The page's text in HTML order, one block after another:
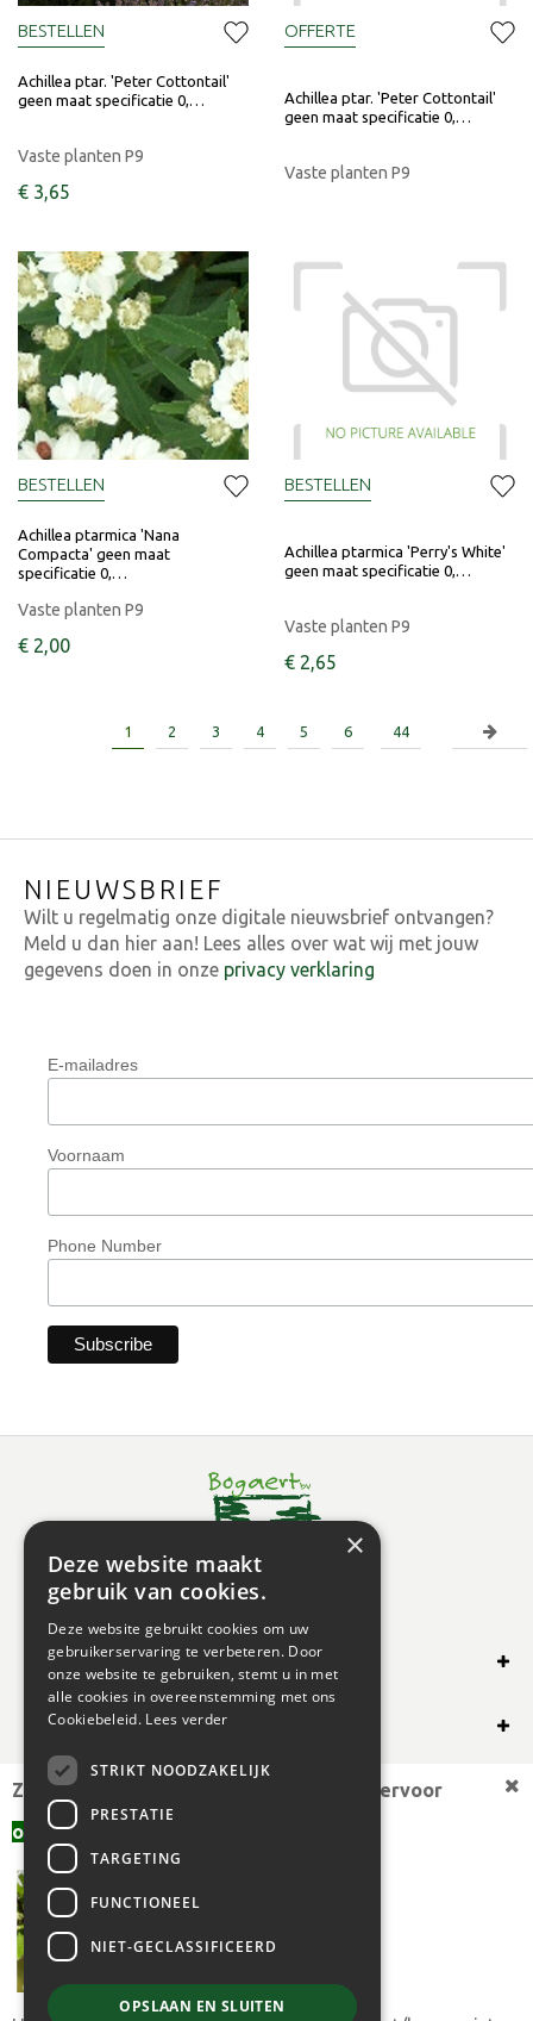
Achillea ptar. 'Peter Cottontail'
geen maat specificatie 0,…
Vaste planten P9
€ 3,65
BESTELLEN
Achillea ptar. 'Peter Cottontail'
geen maat specificatie 0,…
Vaste planten P9
OFFERTE
Achillea ptarmica 'Nana
Compacta' geen maat
specificatie 0,…
Vaste planten P9
€ 2,00
BESTELLEN
Achillea ptarmica 'Perry's White'
geen maat specificatie 0,…
Vaste planten P9
€ 2,65
BESTELLEN
1 2 3 4 5 6 44
NIEUWSBRIEF
Wilt u regelmatig onze digitale nieuwsbrief ontvangen?
Meld u dan hier aan! Lees alles over wat wij met jouw
gegevens doen in onze privacy verklaring
E-mailadres
Voornaam
Phone Number
SHOP ONLINE
OVERIG
OPENINGSUREN
Zoekt u een andere plantmaat,
bekijk hiervoor
offerte aanvragen
×
Deze website maakt
gebruik van cookies.
Deze website gebruikt cookies om uw
gebruikerservaring te verbeteren. Door
onze website te gebruiken, stemt u in met
alle cookies in overeenstemming met ons
Cookiebeleid. Lees verder
STRIKT NOODZAKELIJK
PRESTATIE
TARGETING
FUNCTIONEEL
NIET-GECLASSIFICEERD
OPSLAAN EN SLUITEN